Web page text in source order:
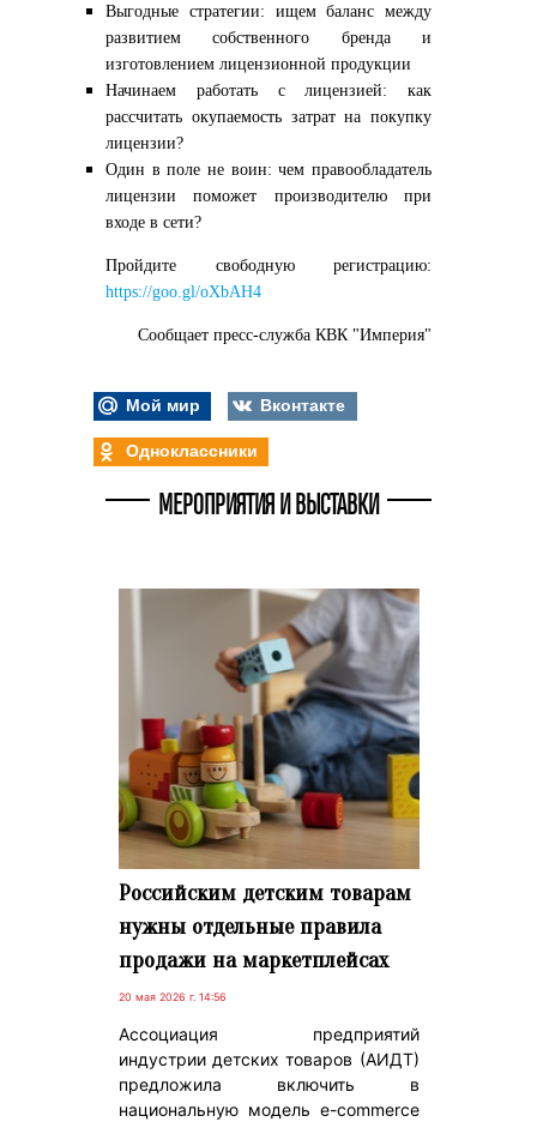
Выгодные стратегии: ищем баланс между
развитием собственного бренда и
изготовлением лицензионной продукции
Начинаем работать с лицензией: как
рассчитать окупаемость затрат на покупку
лицензии?
Один в поле не воин: чем правообладатель
лицензии поможет производителю при
входе в сети?
Пройдите свободную регистрацию:
https://goo.gl/oXbAH4
Сообщает пресс-служба КВК "Империя"
Мой мир
Вконтакте
Одноклассники
МЕРОПРИЯТИЯ И ВЫСТАВКИ
Российским детским товарам
нужны отдельные правила
продажи на маркетплейсах
20 мая 2026 г. 14:56
Ассоциация предприятий
индустрии детских товаров (АИДТ)
предложила включить в
национальную модель e-commerce